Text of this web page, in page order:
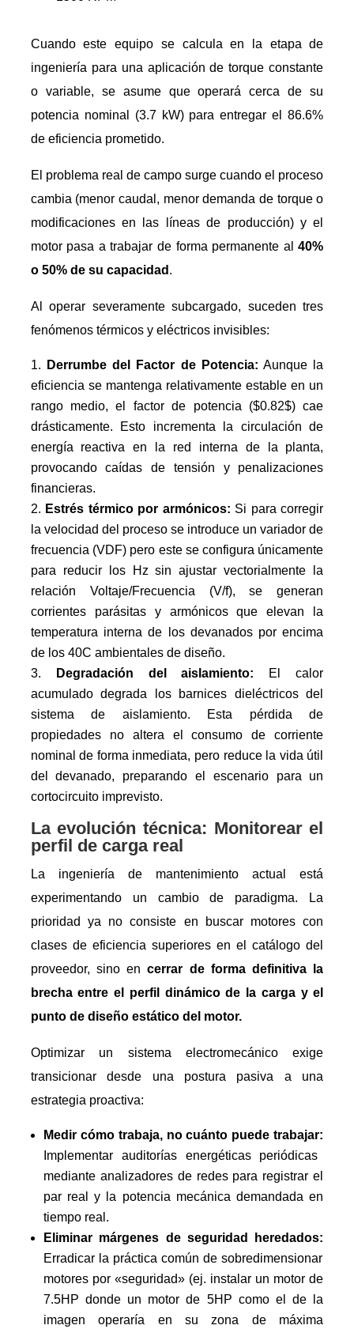
Cuando este equipo se calcula en la etapa de
ingeniería para una aplicación de torque constante
o variable, se asume que operará cerca de su
potencia nominal (3.7 kW) para entregar el 86.6%
de eficiencia prometido.
El problema real de campo surge cuando el proceso
cambia (menor caudal, menor demanda de torque o
modificaciones en las líneas de producción) y el
motor pasa a trabajar de forma permanente al40%
o 50% de su capacidad .
Al operar severamente subcargado, suceden tres
fenómenos térmicos y eléctricos invisibles:
Derrumbe del Factor de Potencia: Aunque la
eficiencia se mantenga relativamente estable en un
rango medio, el factor de potencia ($0.82$) cae
drásticamente. Esto incrementa la circulación de
energía reactiva en la red interna de la planta,
provocando caídas de tensión y penalizaciones
financieras.
Estrés térmico por armónicos: Si para corregir
la velocidad del proceso se introduce un variador de
frecuencia (VDF) pero este se configura únicamente
para reducir los Hz sin ajustar vectorialmente la
relación Voltaje/Frecuencia (V/f), se generan
corrientes parásitas y armónicos que elevan la
temperatura interna de los devanados por encima
de los 40C ambientales de diseño.
Degradación del aislamiento: El calor
acumulado degrada los barnices dieléctricos del
sistema de aislamiento. Esta pérdida de
propiedades no altera el consumo de corriente
nominal de forma inmediata, pero reduce la vida útil
del devanado, preparando el escenario para un
cortocircuito imprevisto.
La evolución técnica: Monitorear el
perfil de carga real
La ingeniería de mantenimiento actual está
experimentando un cambio de paradigma. La
prioridad ya no consiste en buscar motores con
clases de eficiencia superiores en el catálogo del
proveedor, sino encerrar de forma definitiva la
brecha entre el perfil dinámico de la carga y el
punto de diseño estático del motor.
Optimizar un sistema electromecánico exige
transicionar desde una postura pasiva a una
estrategia proactiva:
Medir cómo trabaja, no cuánto puede trabajar:
Implementar auditorías energéticas periódicas
mediante analizadores de redes para registrar el
par real y la potencia mecánica demandada en
tiempo real.
Eliminar márgenes de seguridad heredados:
Erradicar la práctica común de sobredimensionar
motores por «seguridad» (ej. instalar un motor de
7.5HP donde un motor de 5HP como el de la
imagen operaría en su zona de máxima